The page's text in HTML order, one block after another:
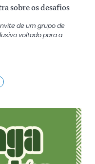
sobre os desafios
de um grupo de
voltado para a